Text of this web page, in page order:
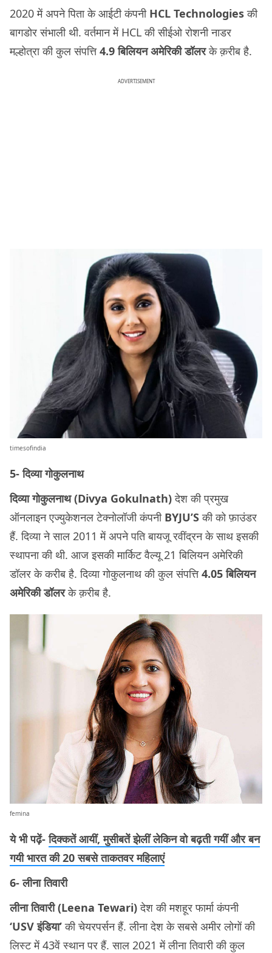
2020 में अपने पिता के आईटी कंपनी HCL Technologiesकी
बागडोर संभाली थी. वर्तमान में HCL की सीईओ रोशनी नाडर
मल्होत्रा की कुल संपत्ति4.9 बिलियन अमेरिकी डॉलरके क़रीब है.
ADVERTISEMENT
timesofindia
5- दिव्या गोकुलनाथ
दिव्या गोकुलनाथ (Divya Gokulnath)देश की प्रमुख
ऑनलाइन एज्युकेशनल टेक्नोलॉजी कंपनी BYJU’Sकी को फ़ाउंडर
हैं. दिव्या ने साल 2011 में अपने पति बायजू रवींद्रन के साथ इसकी
स्थापना की थी. आज इसकी मार्किट वैल्यू 21 बिलियन अमेरिकी
डॉलर के करीब है. दिव्या गोकुलनाथ की कुल संपत्ति4.05 बिलियन
अमेरिकी डॉलरके क़रीब है.
femina
ये भी पढ़ें-दिक्कतें आयीं, मुसीबतें झेलीं लेकिन वो बढ़ती गयीं और बन
गयी भारत की 20 सबसे ताकतवर महिलाएं
6- लीना तिवारी
लीना तिवारी (Leena Tewari)देश की मशहूर फार्मा कंपनी
‘USV इंडिया’की चेयरपर्सन हैं. लीना देश के सबसे अमीर लोगों की
लिस्ट में 43वें स्थान पर हैं. साल 2021 में लीना तिवारी की कुल